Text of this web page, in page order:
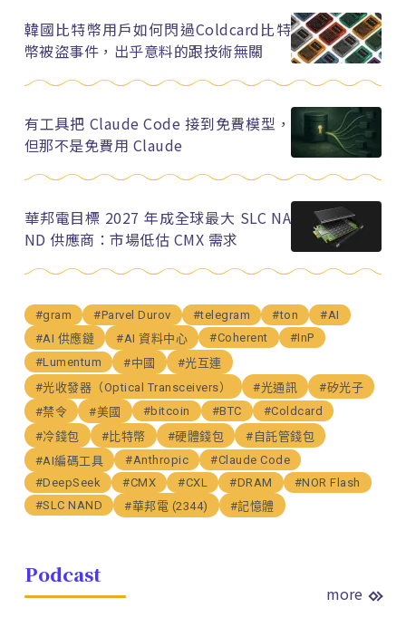
韓國比特幣用戶如何閃過Coldcard比特
幣被盜事件，出乎意料的跟技術無關
有工具把 Claude Code 接到免費模型，
但那不是免費用 Claude
華邦電目標 2027 年成全球最大 SLC NA
ND 供應商：市場低估 CMX 需求
#gram #Parvel Durov #telegram #ton
#AI
#AI 供應鏈
#AI 資料中心 #Coherent
#InP
#Lumentum
#中國
#光互連
#光收發器（Optical Transceivers）
#光通訊
#矽光子
#禁令
#美國 #bitcoin #BTC
#Coldcard
#冷錢包
#比特幣 #硬體錢包
#自託管錢包
#AI編碼工具
#Anthropic
#Claude Code
#DeepSeek
#CMX #CXL #DRAM
#NOR Flash
#SLC NAND
#華邦電 (2344) #記憶體
Podcast
more